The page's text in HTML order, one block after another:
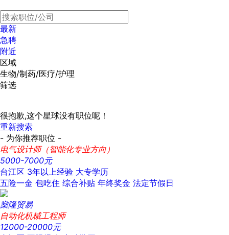
最新
急聘
附近
区域
生物/制药/医疗/护理
筛选
很抱歉,这个星球没有职位呢！
重新搜索
- 为你推荐职位 -
电气设计师（智能化专业方向）
5000-7000元
台江区 3年以上经验 大专学历
五险一金 包吃住 综合补贴 年终奖金 法定节假日
燊隆贸易
自动化机械工程师
12000-20000元